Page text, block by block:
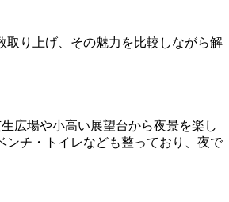
り上げ、その魅力を比較しながら解
広場や小高い展望台から夜景を楽し
チ・トイレなども整っており、夜で